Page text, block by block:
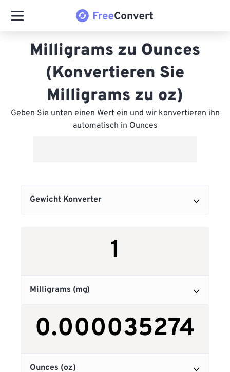
Milligrams zu Ounces
(Konvertieren Sie
Milligrams zu oz)
Geben Sie unten einen Wert ein und wir konvertieren ihn
automatisch in Ounces